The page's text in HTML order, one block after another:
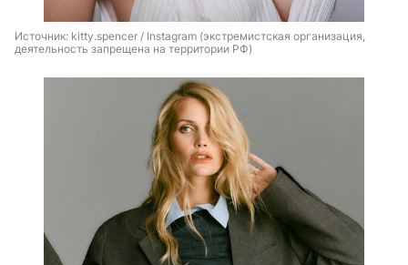
Источник: kitty.spencer / Instagram (экстремистская организация,
деятельность запрещена на территории РФ)